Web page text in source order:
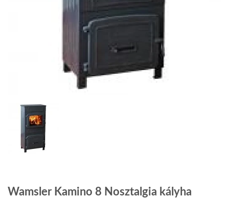
Wamsler Kamino 8 Nosztalgia kályha